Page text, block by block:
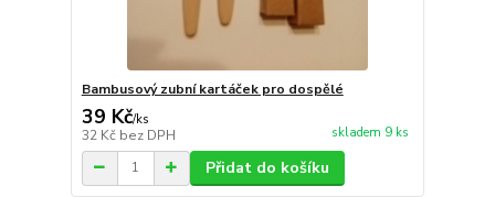
Bambusový zubní kartáček pro dospělé
39 Kč/ks
32 Kč bez DPH skladem 9 ks
Přidat do košíku